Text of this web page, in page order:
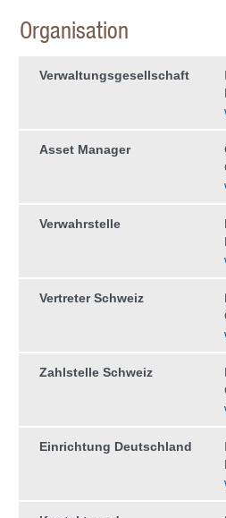
Organisation
Verwaltungs­gesellschaft
Asset Manager
Verwahrstelle
Vertreter Schweiz
Zahlstelle Schweiz
Einrichtung Deutschland